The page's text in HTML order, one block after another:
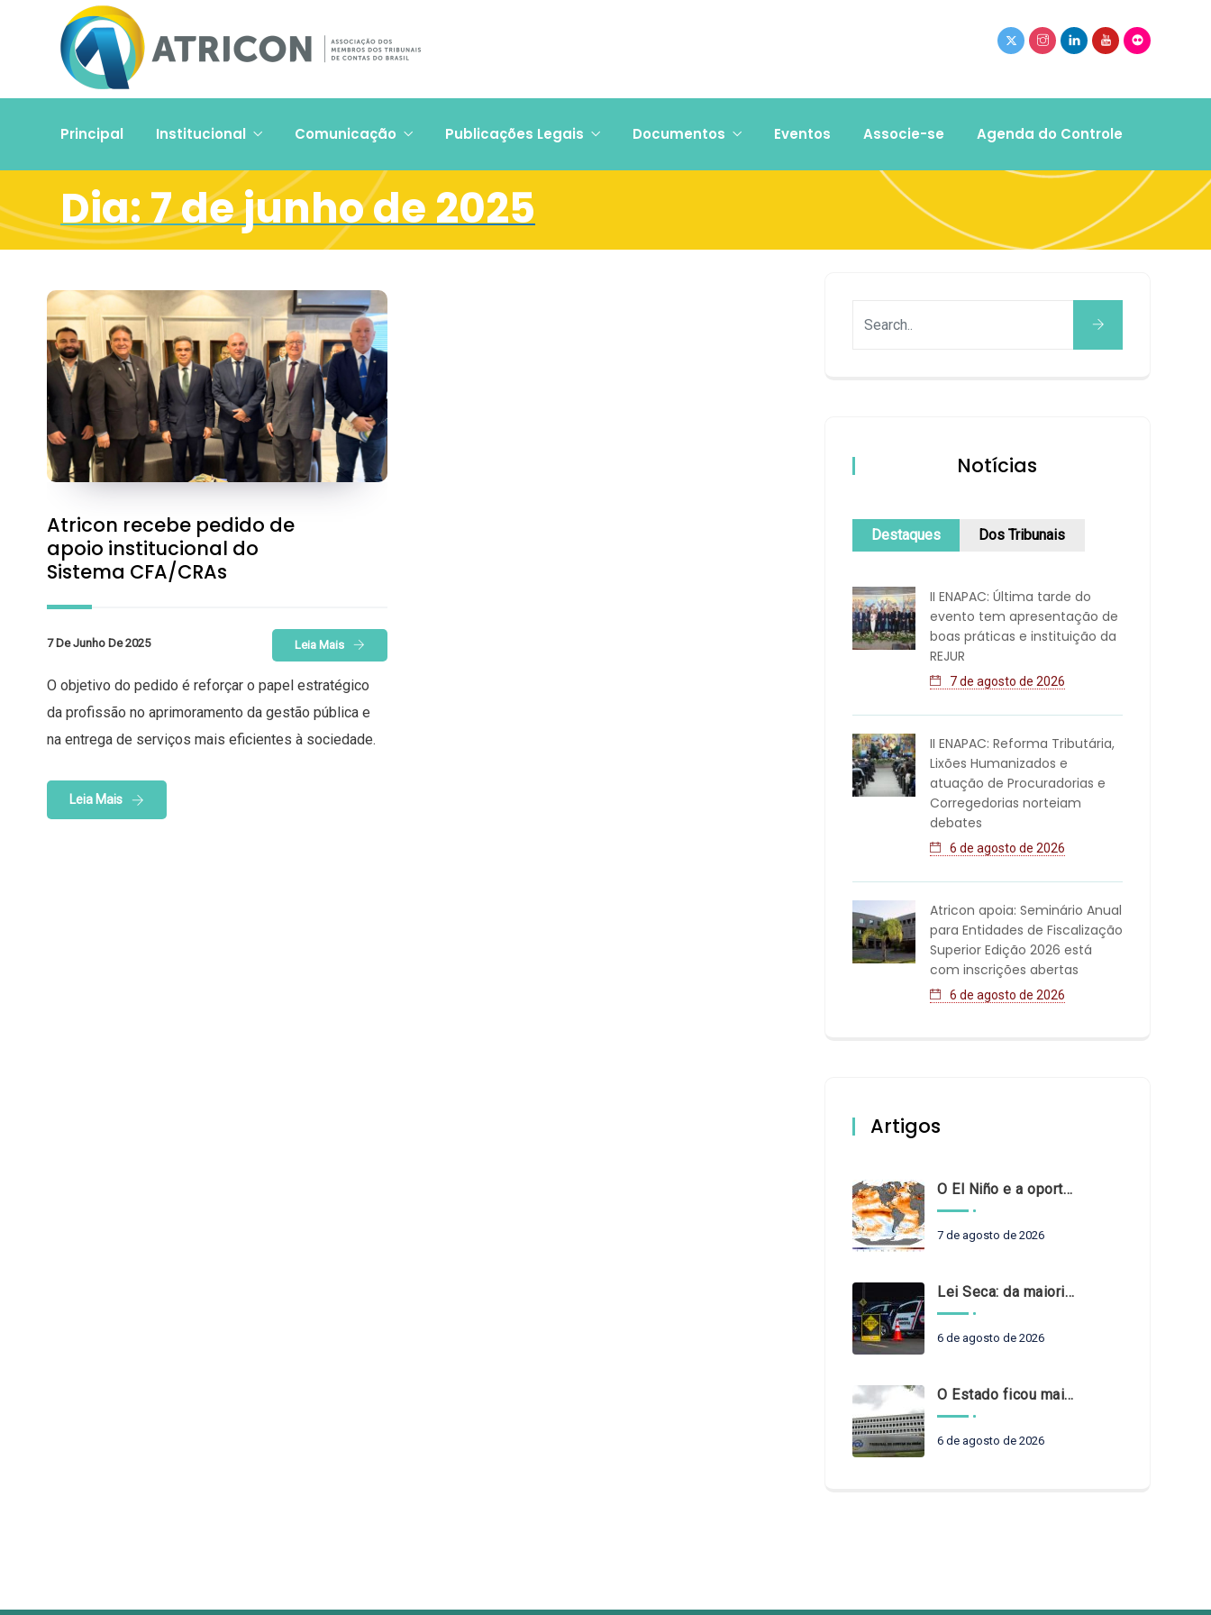
Principal Institucional Comunicação Publicações Legais Documentos Eventos Associe-se Agenda do Controle
Dia:7 de junho de 2025
Atricon recebe pedido de
apoio institucional do
Sistema CFA/CRAs
7 De Junho De 2025 Leia Mais
O objetivo do pedido é reforçar o papel estratégico
da profissão no aprimoramento da gestão pública e
na entrega de serviços mais eficientes à sociedade.
Leia Mais
Notícias
Destaques Dos Tribunais
II ENAPAC: Última tarde do
evento tem apresentação de
boas práticas e instituição da
REJUR
7 de agosto de 2026
II ENAPAC: Reforma Tributária,
Lixões Humanizados e
atuação de Procuradorias e
Corregedorias norteiam
debates
6 de agosto de 2026
Atricon apoia: Seminário Anual
para Entidades de Fiscalização
Superior Edição 2026 está
com inscrições abertas
6 de agosto de 2026
Artigos
O El Niño e a oportunidade de fortalecer o controle externo das políticas climáticas
7 de agosto de 2026
Lei Seca: da maioridade à maturidade
6 de agosto de 2026
O Estado ficou mais complexo. O controle precisa acompanhar
6 de agosto de 2026